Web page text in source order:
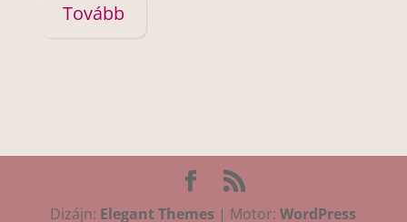
Tovább
Dizájn: Elegant Themes | Motor:WordPress